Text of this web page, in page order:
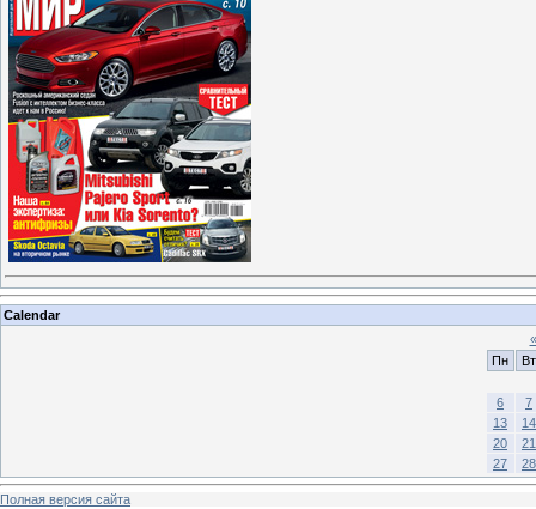
Calendar
«
Пн
Вт
6
7
13
14
20
21
27
28
Полная версия сайта